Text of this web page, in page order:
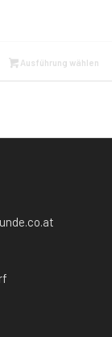
Ausführung wählen